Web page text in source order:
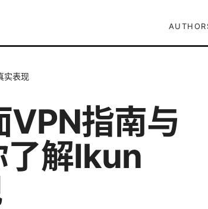
实表现
指南与
了解Ikun